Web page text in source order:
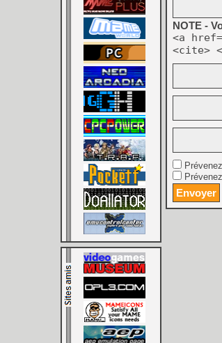
NOTE -
<a
<cite>